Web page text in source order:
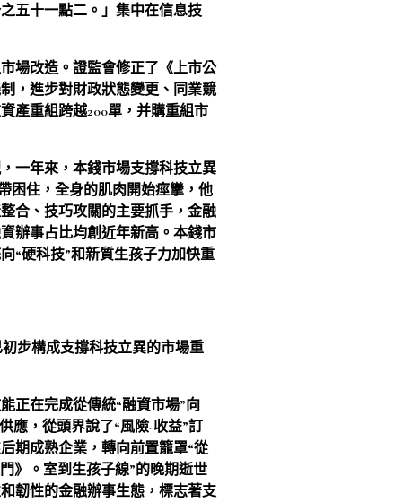
五十一點二。」集中在信息技
場改造。證監會修正了《上市公
，進步對財政狀態變更、同業競
產重組跨越200單，并購重組市
一年來，本錢市場支撐科技立異
困住，全身的肌肉開始痙攣，他
合、技巧攻關的主要抓手，金融
辦事占比均創近年新高。本錢市
“硬科技”和新質生孩子力加快重
步構成支撐科技立異的市場重
正在完成從傳統“融資市場”向
應，從頭界說了“風險-收益”訂
期成熟企業，轉向前置籠罩“從
》。室到生孩子線”的晚期逝世
韌性的金融辦事生態，標志著支